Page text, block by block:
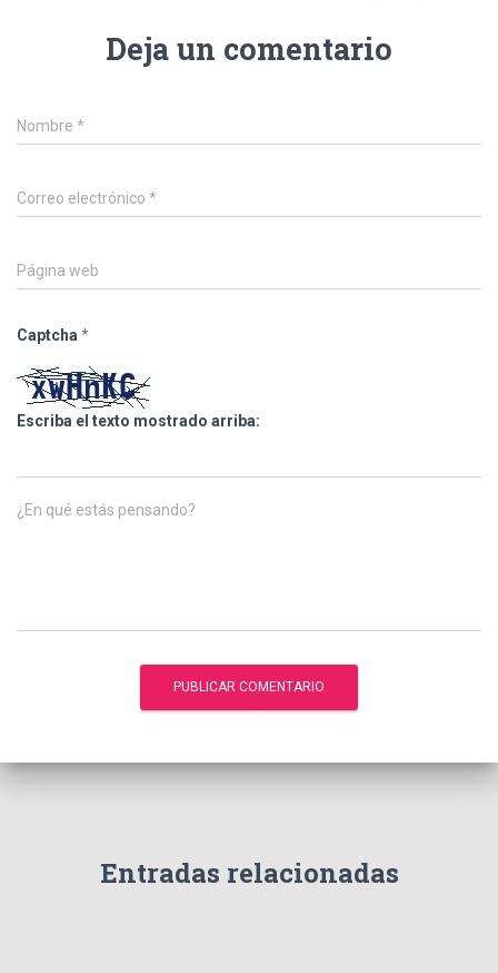
Deja un comentario
Nombre *
Correo electrónico *
Página web
Captcha *
Escriba el texto mostrado arriba:
¿En qué estás pensando?
Entradas relacionadas